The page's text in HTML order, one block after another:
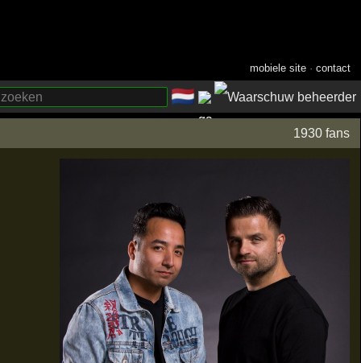
mobiele site ·contact
🇳🇱
1930 fans